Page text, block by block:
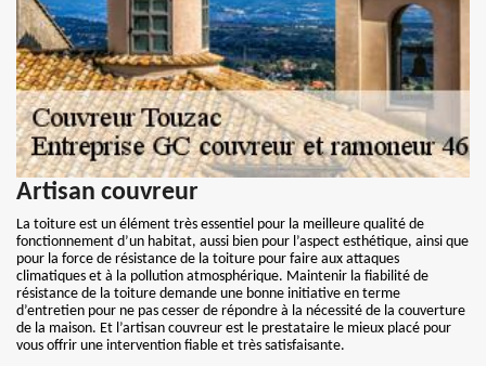
Artisan couvreur
La toiture est un élément très essentiel pour la meilleure qualité de
fonctionnement d’un habitat, aussi bien pour l’aspect esthétique, ainsi que
pour la force de résistance de la toiture pour faire aux attaques
climatiques et à la pollution atmosphérique. Maintenir la fiabilité de
résistance de la toiture demande une bonne initiative en terme
d’entretien pour ne pas cesser de répondre à la nécessité de la couverture
de la maison. Et l’artisan couvreur est le prestataire le mieux placé pour
vous offrir une intervention fiable et très satisfaisante.